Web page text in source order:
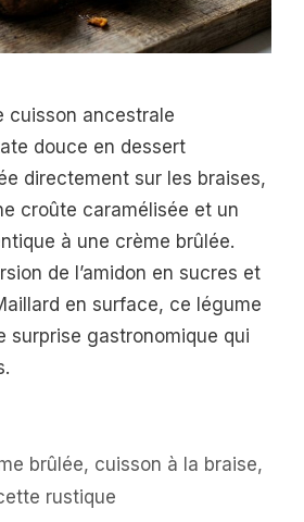
cuisson ancestrale
douce en dessert
directement sur les braises,
croûte caramélisée et un
à une crème brûlée.
de l’amidon en sucres et
en surface, ce légume
surprise gastronomique qui
brûlée, cuisson à la braise,
rustique